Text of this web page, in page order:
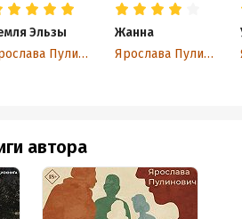
Эльзы
Ярослава Пулинович
Жанна
Ярослава Пулинович
автора